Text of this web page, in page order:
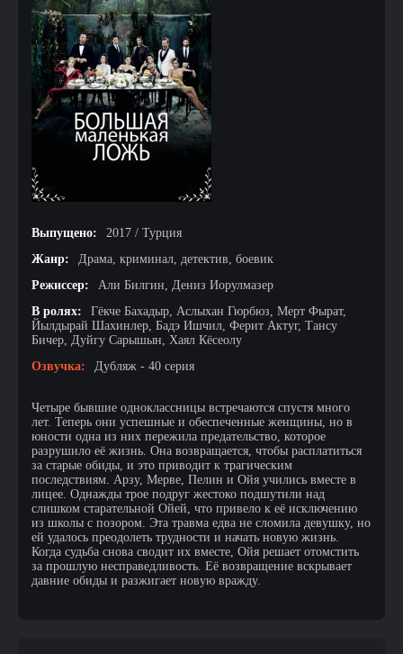
Выпущено:
2017 / Турция
Жанр:
Драма, криминал, детектив, боевик
Режиссер:
Али Билгин, Дениз Иорулмазер
В ролях:
Гёкче Бахадыр, Аслыхан Гюрбюз, Мерт Фырат,
Йылдырай Шахинлер, Бадэ Ишчил, Ферит Актуг, Тансу
Бичер, Дуйгу Сарышын, Хаял Кёсеолу
Озвучка:
Дубляж - 40 серия
Четыре бывшие одноклассницы встречаются спустя много
лет. Теперь они успешные и обеспеченные женщины, но в
юности одна из них пережила предательство, которое
разрушило её жизнь. Она возвращается, чтобы расплатиться
за старые обиды, и это приводит к трагическим
последствиям. Арзу, Мерве, Пелин и Ойя учились вместе в
лицее. Однажды трое подруг жестоко подшутили над
слишком старательной Ойей, что привело к её исключению
из школы с позором. Эта травма едва не сломила девушку, но
ей удалось преодолеть трудности и начать новую жизнь.
Когда судьба снова сводит их вместе, Ойя решает отомстить
за прошлую несправедливость. Её возвращение вскрывает
давние обиды и разжигает новую вражду.